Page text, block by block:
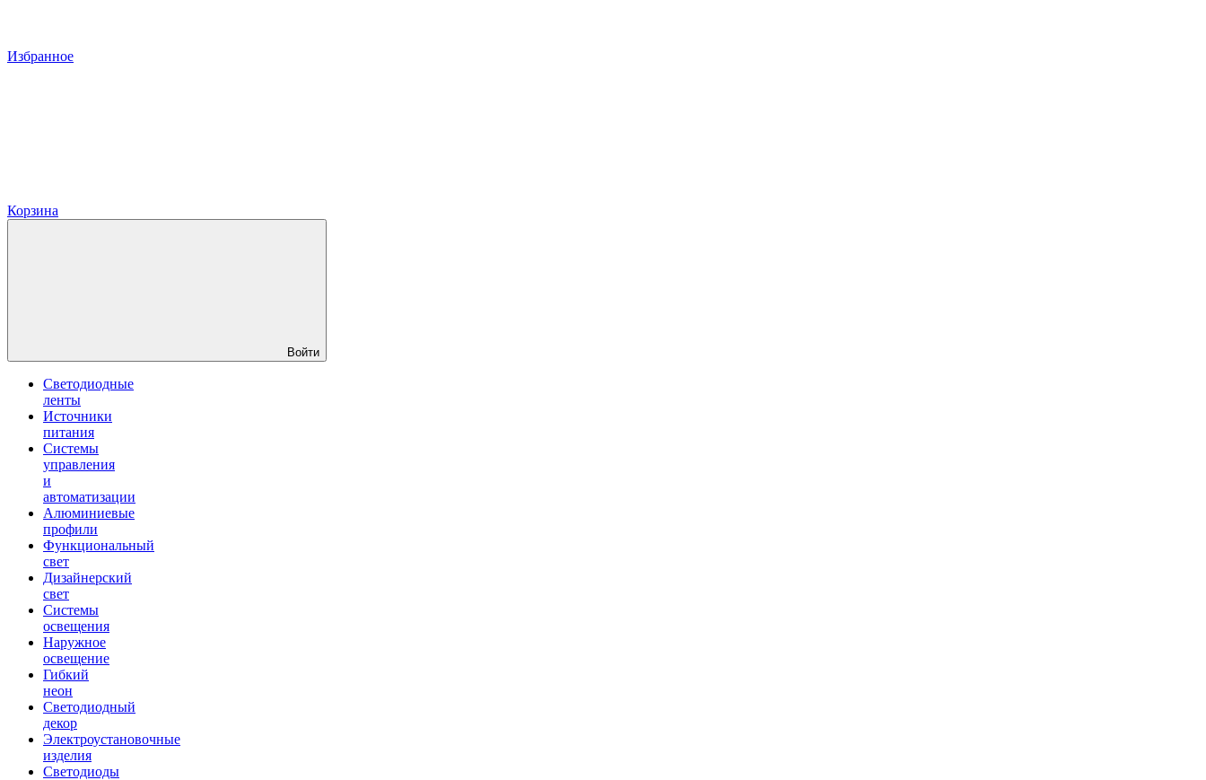
Избранное
Корзина
Войти
Светодиодные
ленты
Источники
питания
Системы
управления
и
автоматизации
Алюминиевые
профили
Функциональный
свет
Дизайнерский
свет
Системы
освещения
Наружное
освещение
Гибкий
неон
Светодиодный
декор
Электроустановочные
изделия
Светодиоды